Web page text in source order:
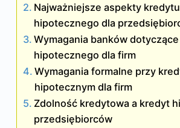
Najważniejsze aspekty kredytu
hipotecznego dla
Wymagania banków
hipotecznego dla firm
Wymagania formalne przy
hipotecznym dla firm
Zdolność kredytowa a kredyt
przedsiębiorców